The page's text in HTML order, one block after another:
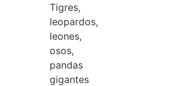
Tigres,
leopardos,
leones,
osos,
pandas
gigantes